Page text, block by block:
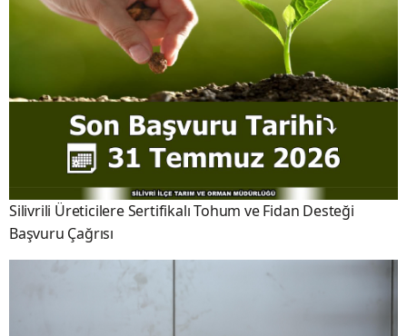
Silivrili Üreticilere Sertifikalı Tohum ve Fidan Desteği
Başvuru Çağrısı